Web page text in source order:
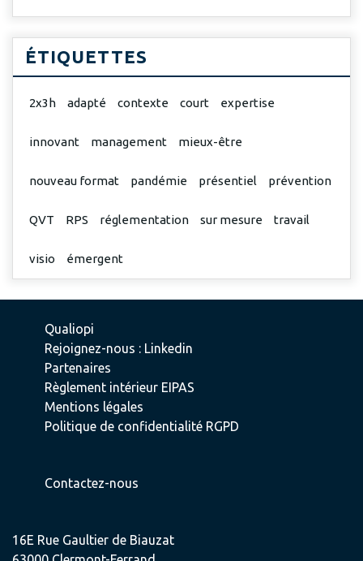
ÉTIQUETTES
2x3h adapté contexte court expertise
innovant management mieux-être
nouveau format pandémie présentiel prévention
QVT RPS réglementation sur mesure travail
visio émergent
Qualiopi
Rejoignez-nous : Linkedin
Partenaires
Règlement intérieur EIPAS
Mentions légales
Politique de confidentialité RGPD
Contactez-nous
16E Rue Gaultier de Biauzat